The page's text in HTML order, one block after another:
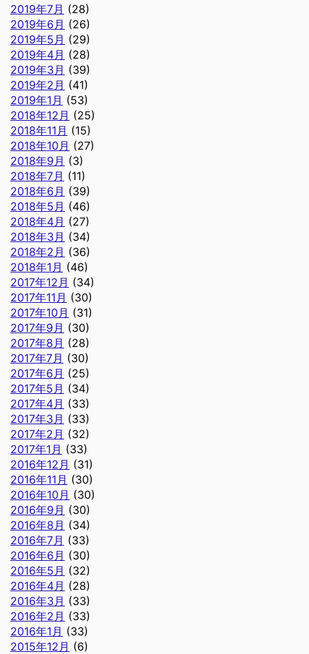
2019年7月 (28)
2019年6月 (26)
2019年5月 (29)
2019年4月 (28)
2019年3月 (39)
2019年2月 (41)
2019年1月 (53)
2018年12月 (25)
2018年11月 (15)
2018年10月 (27)
2018年9月 (3)
2018年7月 (11)
2018年6月 (39)
2018年5月 (46)
2018年4月 (27)
2018年3月 (34)
2018年2月 (36)
2018年1月 (46)
2017年12月 (34)
2017年11月 (30)
2017年10月 (31)
2017年9月 (30)
2017年8月 (28)
2017年7月 (30)
2017年6月 (25)
2017年5月 (34)
2017年4月 (33)
2017年3月 (33)
2017年2月 (32)
2017年1月 (33)
2016年12月 (31)
2016年11月 (30)
2016年10月 (30)
2016年9月 (30)
2016年8月 (34)
2016年7月 (33)
2016年6月 (30)
2016年5月 (32)
2016年4月 (28)
2016年3月 (33)
2016年2月 (33)
2016年1月 (33)
2015年12月 (6)